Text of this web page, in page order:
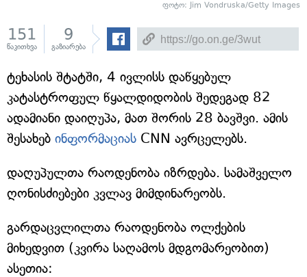
ფოტო: Jim Vondruska/Getty Images
151
წაკითხვა
9
გაზიარება
ტეხასის შტატში, 4 ივლისს დაწყებულ
კატასტროფულ წყალდიდობის შედეგად 82
ადამიანი დაიღუპა, მათ შორის 28 ბავშვი. ამის
შესახებ ინფორმაციას CNN ავრცელებს.
დაღუპულთა რაოდენობა იზრდება. სამაშველო
ღონისძიებები კვლავ მიმდინარეობს.
გარდაცვლილთა რაოდენობა ოლქების
მიხედვით (კვირა საღამოს მდგომარეობით)
ასეთია: